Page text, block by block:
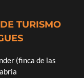
TURISMO
(finca de las